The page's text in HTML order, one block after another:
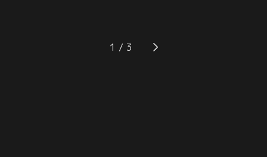
たが、手嶋は密かに葦木場の中に眠
る才能に気付き、山岳賞を獲らせた
力する、実力を超えて無理をする走
りこそ自分の必殺技だと信じ、ペダ
1